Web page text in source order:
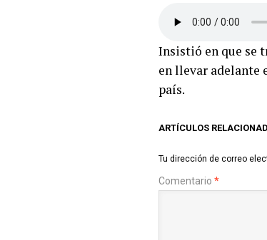
Insistió en que se
en llevar adelante
país.
ARTÍCULOS
Tu dirección de correo
Comentario *